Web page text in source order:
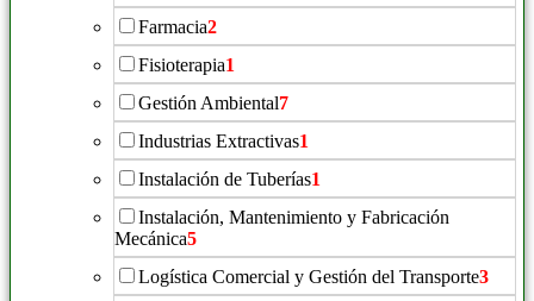
Farmacia2
Fisioterapia1
Gestión Ambiental7
Industrias Extractivas1
Instalación de Tuberías1
Instalación, Mantenimiento y Fabricación
Mecánica5
Logística Comercial y Gestión del Transporte3